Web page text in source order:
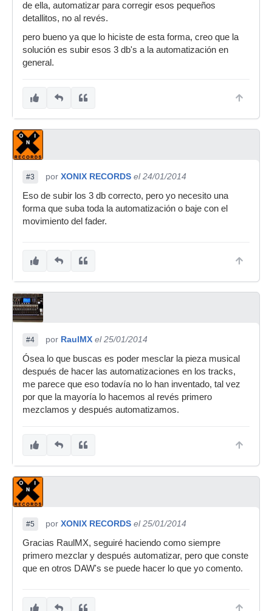
de ella, automatizar para corregir esos pequeños
detallitos, no al revés.
pero bueno ya que lo hiciste de esta forma, creo que la
solución es subir esos 3 db's a la automatización en
general.
#3 por XONIX RECORDS el 24/01/2014
Eso de subir los 3 db correcto, pero yo necesito una
forma que suba toda la automatización o baje con el
movimiento del fader.
#4 por RaulMX el 25/01/2014
Ósea lo que buscas es poder mesclar la pieza musical
después de hacer las automatizaciones en los tracks,
me parece que eso todavía no lo han inventado, tal vez
por que la mayoría lo hacemos al revés primero
mezclamos y después automatizamos.
#5 por XONIX RECORDS el 25/01/2014
Gracias RaulMX, seguiré haciendo como siempre
primero mezclar y después automatizar, pero que conste
que en otros DAW's se puede hacer lo que yo comento.